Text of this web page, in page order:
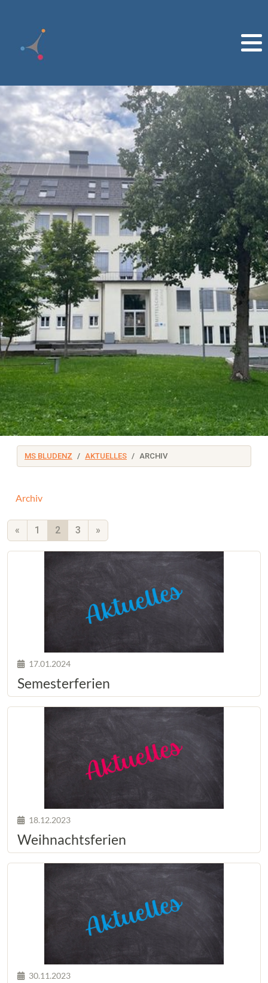
MS BLUDENZ AKTUELLES ARCHIV
Archiv
« 1 2 3 »
17.01.2024
Semesterferien
18.12.2023
Weihnachtsferien
30.11.2023